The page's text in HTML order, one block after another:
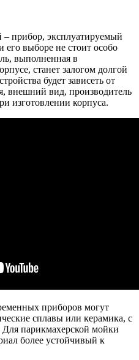
– прибор, эксплуатируемый
его выборе не стоит особо
выполненная в
станет залогом долгой
будет зависеть от
внешний вид, производитель
изготовлении корпуса.
приборов могут
сплавы или керамика, с
Для парикмахерской мойки
более устойчивый к